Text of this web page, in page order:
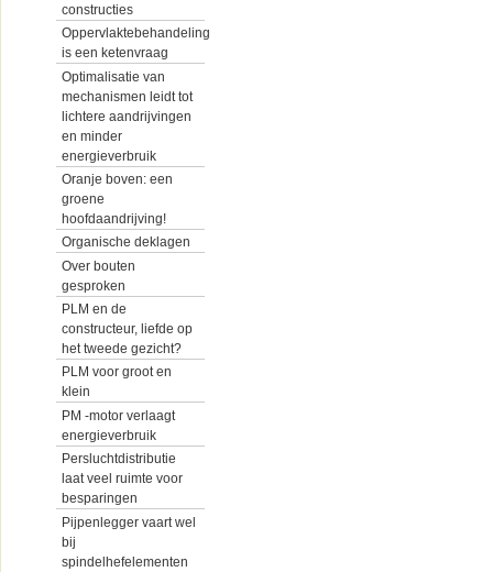
constructies
Oppervlaktebehandeling
is een ketenvraag
Optimalisatie van
mechanismen leidt tot
lichtere aandrijvingen
en minder
energieverbruik
Oranje boven: een
groene
hoofdaandrijving!
Organische deklagen
Over bouten
gesproken
PLM en de
constructeur, liefde op
het tweede gezicht?
PLM voor groot en
klein
PM -motor verlaagt
energieverbruik
Persluchtdistributie
laat veel ruimte voor
besparingen
Pijpenlegger vaart wel
bij
spindelhefelementen